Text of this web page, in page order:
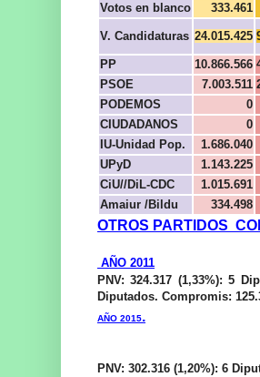
Votos en blanco
333.461
V. Candidaturas 24.015.425
PP 10.866.566
PSOE
7.003.511
PODEMOS
0
CIUDADANOS
0
IU-Unidad Pop.
1.686.040
UPyD
1.143.225
CiU//DiL-CDC
1.015.691
Amaiur /Bildu
334.498
OTROS PARTIDOS
AÑO 2011
PNV: 324.317 (1,33%): 5
Diputados. Compromis:
AÑO 2015.
PNV: 302.316 (1,20%): 6